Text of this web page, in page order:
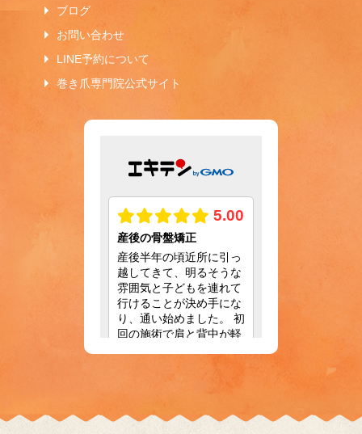
ブログ
お問い合わせ
LINE予約について
巻き爪専門院公式サイト